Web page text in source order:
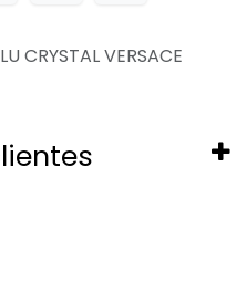
CRYSTAL VERSACE